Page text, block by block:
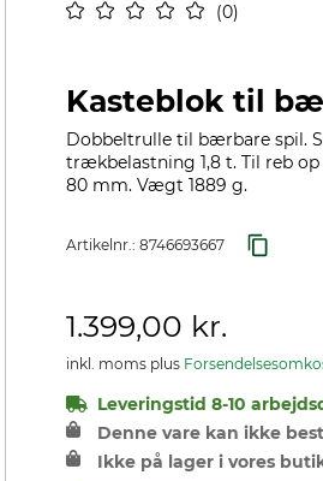
0
Kasteblok til
Dobbeltrulle til bærbare spil.
trækbelastning 1,8 t. Til reb op
80 mm. Vægt 1889 g.
Artikelnr.: 8746693667
1.399,00 kr.
inkl. moms plus
Leveringstid 8-10
Denne vare kan ikke
Ikke på lager i vores